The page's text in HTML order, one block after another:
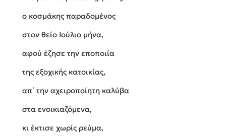
ο κοσμάκης παραδομένος
στον θείο Ιούλιο μήνα,
αφού έζησε την εποποιία
της εξοχικής κατοικίας,
απ΄ την αχειροποίητη καλύβα
στα ενοικιαζόμενα,
κι έκτισε χωρίς ρεύμα,